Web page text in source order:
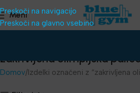
Preskoči na navigacijo
Preskoči na glavno vsebino
Meni
zakrivljena olimpijska
Domov Izdelki označeni z “zakrivljena